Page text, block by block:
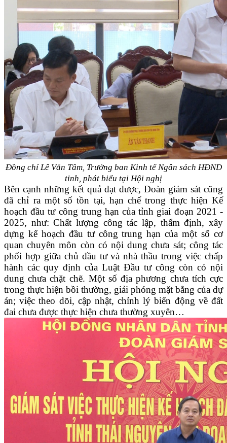
Đồng chí Lê Văn Tâm, Trưởng ban Kinh tế Ngân sách HĐND
tỉnh, phát biểu tại Hội nghị
Bên cạnh những kết quả đạt được, Đoàn giám sát cũng
đã chỉ ra một số tồn tại, hạn chế trong thực hiện Kế
hoạch đầu tư công trung hạn của tỉnh giai đoạn 2021 -
2025, như: Chất lượng công tác lập, thẩm định, xây
dựng kế hoạch đầu tư công trung hạn của một số cơ
quan chuyên môn còn có nội dung chưa sát; công tác
phối hợp giữa chủ đầu tư và nhà thầu trong việc chấp
hành các quy định của Luật Đầu tư công còn có nội
dung chưa chặt chẽ. Một số địa phương chưa tích cực
trong thực hiện bồi thường, giải phóng mặt bằng của dự
án; việc theo dõi, cập nhật, chỉnh lý biến động về đất
đai chưa được thực hiện chưa thường xuyên…